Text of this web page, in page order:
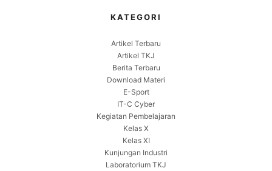
KATEGORI
Artikel Terbaru
Artikel TKJ
Berita Terbaru
Download Materi
E-Sport
IT-C Cyber
Kegiatan Pembelajaran
Kelas X
Kelas XI
Kunjungan Industri
Laboratorium TKJ